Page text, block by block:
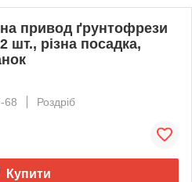
на привод ґрунтофрези
шт., різна посадка,
68
Роздріб
Купити